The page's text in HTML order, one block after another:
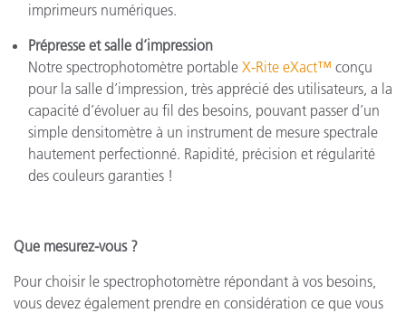
imprimeurs numériques.
Prépresse et salle d’impression
Notre spectrophotomètre portable X-Rite eXact™ conçu
pour la salle d’impression, très apprécié des utilisateurs, a la
capacité d’évoluer au fil des besoins, pouvant passer d’un
simple densitomètre à un instrument de mesure spectrale
hautement perfectionné. Rapidité, précision et régularité
des couleurs garanties !
Que mesurez-vous ?
Pour choisir le spectrophotomètre répondant à vos besoins,
vous devez également prendre en considération ce que vous